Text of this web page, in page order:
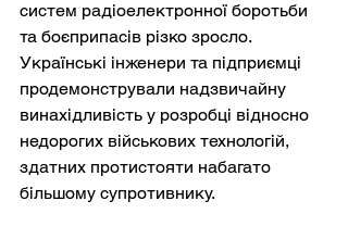
систем радіоелектронної боротьби
та боєприпасів різко зросло.
Українські інженери та підприємці
продемонстрували надзвичайну
винахідливість у розробці відносно
недорогих військових технологій,
здатних протистояти набагато
більшому супротивнику.